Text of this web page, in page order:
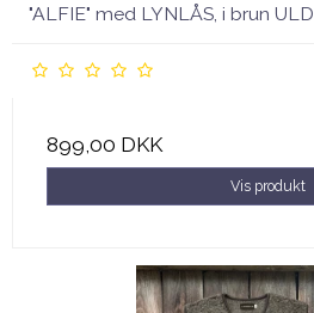
"ALFIE" med LYNLÅS, i brun ULD
899,00 DKK
Vis produkt